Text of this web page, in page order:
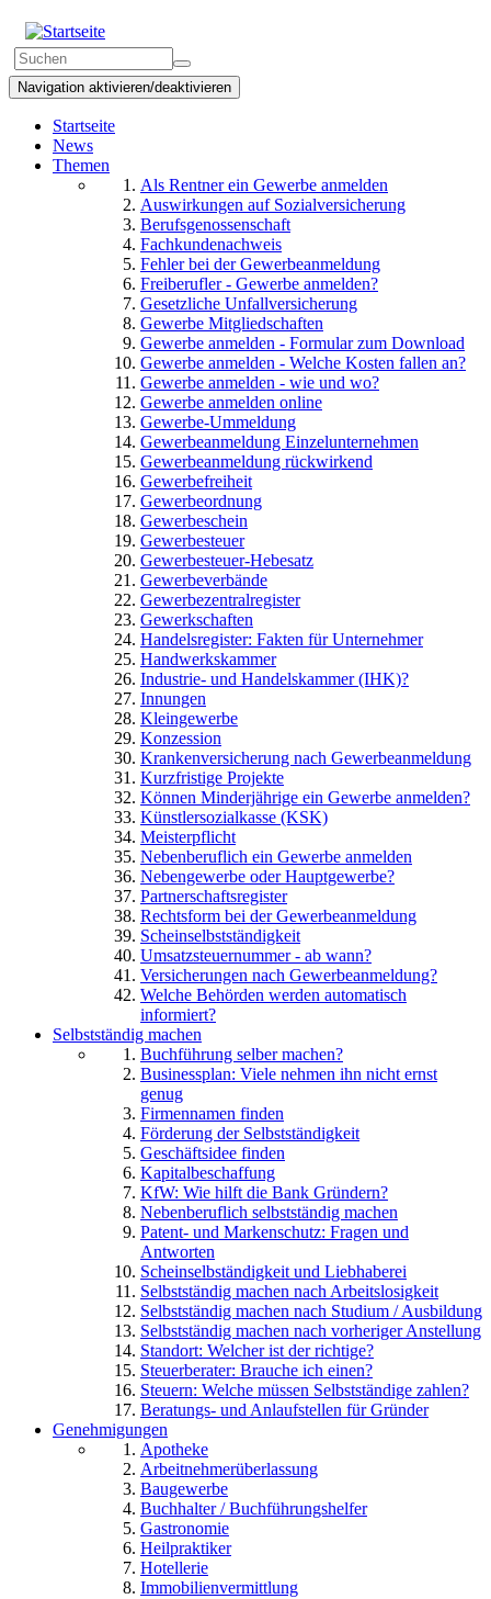
Direkt
zum
Inhalt
Suchformular
Suchen
Navigation aktivieren/deaktivieren
Startseite
News
Themen
Als Rentner ein Gewerbe anmelden
Auswirkungen auf Sozialversicherung
Berufsgenossenschaft
Fachkundenachweis
Fehler bei der Gewerbeanmeldung
Freiberufler - Gewerbe anmelden?
Gesetzliche Unfallversicherung
Gewerbe Mitgliedschaften
Gewerbe anmelden - Formular zum Download
Gewerbe anmelden - Welche Kosten fallen an?
Gewerbe anmelden - wie und wo?
Gewerbe anmelden online
Gewerbe-Ummeldung
Gewerbeanmeldung Einzelunternehmen
Gewerbeanmeldung rückwirkend
Gewerbefreiheit
Gewerbeordnung
Gewerbeschein
Gewerbesteuer
Gewerbesteuer-Hebesatz
Gewerbeverbände
Gewerbezentralregister
Gewerkschaften
Handelsregister: Fakten für Unternehmer
Handwerkskammer
Industrie- und Handelskammer (IHK)?
Innungen
Kleingewerbe
Konzession
Krankenversicherung nach Gewerbeanmeldung
Kurzfristige Projekte
Können Minderjährige ein Gewerbe anmelden?
Künstlersozialkasse (KSK)
Meisterpflicht
Nebenberuflich ein Gewerbe anmelden
Nebengewerbe oder Hauptgewerbe?
Partnerschaftsregister
Rechtsform bei der Gewerbeanmeldung
Scheinselbstständigkeit
Umsatzsteuernummer - ab wann?
Versicherungen nach Gewerbeanmeldung?
Welche Behörden werden automatisch
informiert?
Selbstständig machen
Buchführung selber machen?
Businessplan: Viele nehmen ihn nicht ernst
genug
Firmennamen finden
Förderung der Selbstständigkeit
Geschäftsidee finden
Kapitalbeschaffung
KfW: Wie hilft die Bank Gründern?
Nebenberuflich selbstständig machen
Patent- und Markenschutz: Fragen und
Antworten
Scheinselbständigkeit und Liebhaberei
Selbstständig machen nach Arbeitslosigkeit
Selbstständig machen nach Studium / Ausbildung
Selbstständig machen nach vorheriger Anstellung
Standort: Welcher ist der richtige?
Steuerberater: Brauche ich einen?
Steuern: Welche müssen Selbstständige zahlen?
Beratungs- und Anlaufstellen für Gründer
Genehmigungen
Apotheke
Arbeitnehmerüberlassung
Baugewerbe
Buchhalter / Buchführungshelfer
Gastronomie
Heilpraktiker
Hotellerie
Immobilienvermittlung